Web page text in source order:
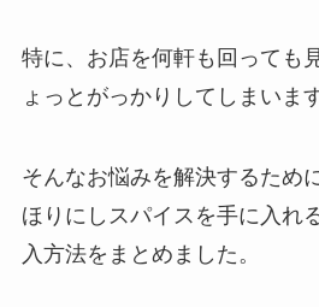
特に、お店を何軒も回っても
ょっとがっかりしてしまいま
そんなお悩みを解決するため
ほりにしスパイスを手に入れ
入方法をまとめました。